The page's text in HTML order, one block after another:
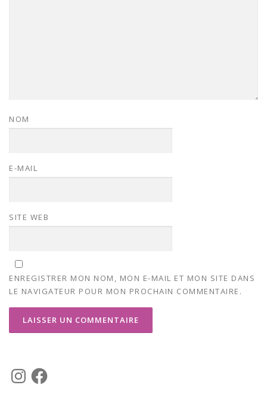
NOM
E-MAIL
SITE WEB
ENREGISTRER MON NOM, MON E-MAIL ET MON SITE DANS
LE NAVIGATEUR POUR MON PROCHAIN COMMENTAIRE.
n
F
a